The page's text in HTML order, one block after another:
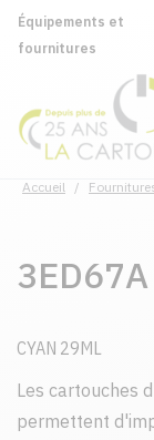
Équipements et
fournitures
Accueil /
CYAN 29ML
Les cartouches
permettent